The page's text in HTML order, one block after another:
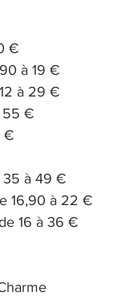
€
à 19 €
à 29 €
55 €
€
35 à 49 €
16,90 à 22 €
16 à 36 €